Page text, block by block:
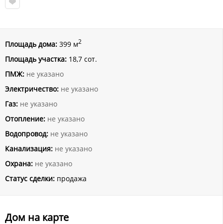
Площадь дома: 399 м2
Площадь участка: 18,7 сот.
ПМЖ: не указано
Электричество: не указано
Газ: не указано
Отопление: не указано
Водопровод: не указано
Канализация: не указано
Охрана: не указано
Статус сделки: продажа
Дом на карте